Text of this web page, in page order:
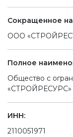
Сокращенное
ООО
Полное
Общество с
«СТРОЙРЕСУРС»
ИНН:
2110051971